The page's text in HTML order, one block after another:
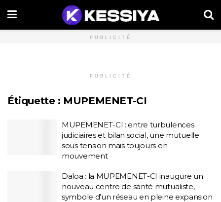
PUBLICITÉ
PUBLICITÉ
Étiquette : MUPEMENET-CI
MUPEMENET-CI : entre turbulences
judiciaires et bilan social, une mutuelle
sous tension mais toujours en
mouvement
Daloa : la MUPEMENET-CI inaugure un
nouveau centre de santé mutualiste,
symbole d’un réseau en pleine expansion